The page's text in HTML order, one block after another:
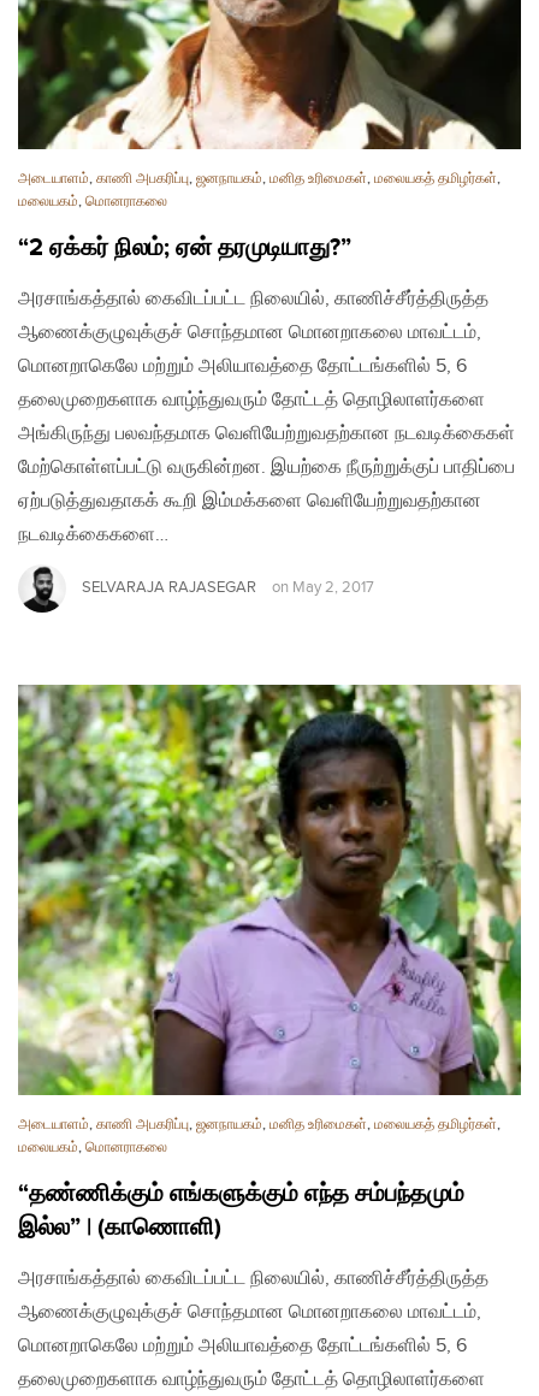
அடையாளம், காணி அபகரிப்பு, ஜனநாயகம், மனித உரிமைகள், மலையகத் தமிழர்கள்,
மலையகம், மொனராகலை
“2 ஏக்கர் நிலம்; ஏன் தரமுடியாது?”
அரசாங்கத்தால் கைவிடப்பட்ட நிலையில், காணிச்சீர்த்திருத்த
ஆணைக்குழுவுக்குச் சொந்தமான மொனறாகலை மாவட்டம்,
மொனறாகெலே மற்றும் அலியாவத்தை தோட்டங்களில் 5, 6
தலைமுறைகளாக வாழ்ந்துவரும் தோட்டத் தொழிலாளர்களை
அங்கிருந்து பலவந்தமாக வெளியேற்றுவதற்கான நடவடிக்கைகள்
மேற்கொள்ளப்பட்டு வருகின்றன. இயற்கை நீருற்றுக்குப் பாதிப்பை
ஏற்படுத்துவதாகக் கூறி இம்மக்களை வெளியேற்றுவதற்கான
நடவடிக்கைகளை…
SELVARAJA RAJASEGAR on May 2, 2017
அடையாளம், காணி அபகரிப்பு, ஜனநாயகம், மனித உரிமைகள், மலையகத் தமிழர்கள்,
மலையகம், மொனராகலை
“தண்ணிக்கும் எங்களுக்கும் எந்த சம்பந்தமும்
இல்ல” | (காணொளி)
அரசாங்கத்தால் கைவிடப்பட்ட நிலையில், காணிச்சீர்த்திருத்த
ஆணைக்குழுவுக்குச் சொந்தமான மொனறாகலை மாவட்டம்,
மொனறாகெலே மற்றும் அலியாவத்தை தோட்டங்களில் 5, 6
தலைமுறைகளாக வாழ்ந்துவரும் தோட்டத் தொழிலாளர்களை